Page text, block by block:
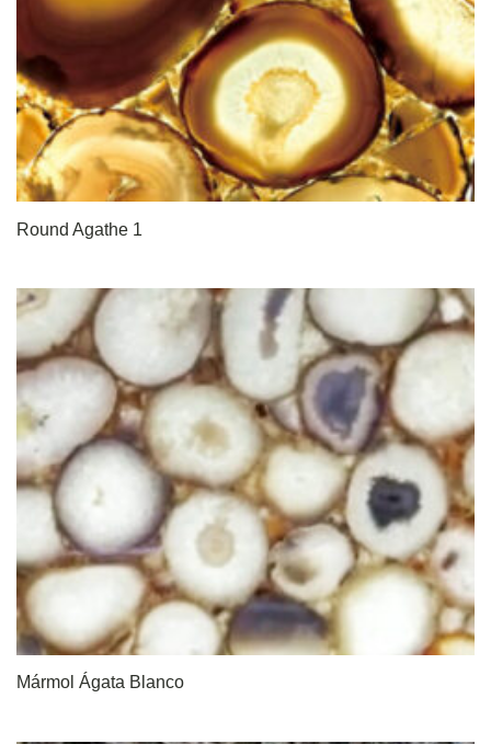
Round Agathe 1
Mármol Ágata Blanco